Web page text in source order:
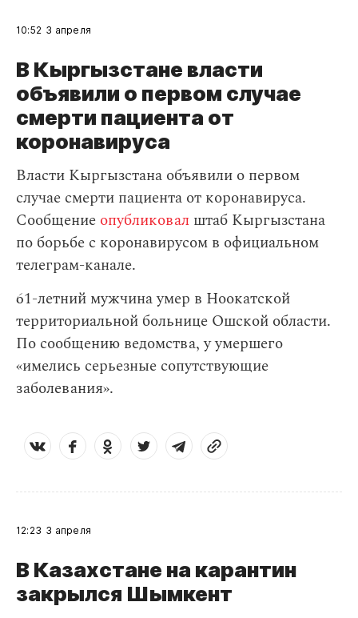
10:52 3 апреля
В Кыргызстане власти
объявили о первом случае
смерти пациента от
коронавируса
Власти Кыргызстана объявили о первом
случае смерти пациента от коронавируса.
Сообщение опубликовал штаб Кыргызстана
по борьбе с коронавирусом в официальном
телеграм-канале.
61-летний мужчина умер в Ноокатской
территориальной больнице Ошской области.
По сообщению ведомства, у умершего
«имелись серьезные сопутствующие
заболевания».
12:23 3 апреля
В Казахстане на карантин
закрылся Шымкент